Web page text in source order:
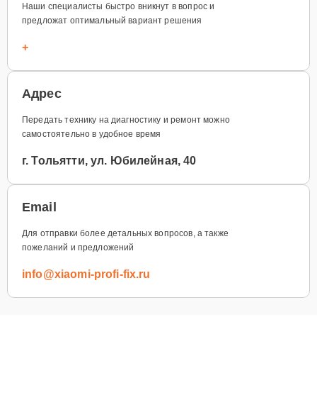
Наши специалисты быстро вникнут в вопрос и
предложат оптимальный вариант решения
+
Адрес
Передать технику на диагностику и ремонт можно
самостоятельно в удобное время
г. Тольятти, ул. Юбилейная, 40
Email
Для отправки более детальных вопросов, а также
пожеланий и предложений
info@xiaomi-profi-fix.ru